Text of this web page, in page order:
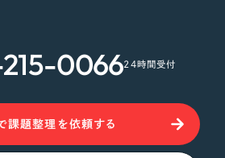
006624時間受付
課題整理を依頼する